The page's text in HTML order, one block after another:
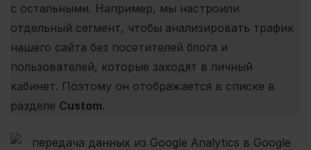
с остальными. Например, мы настроили
отдельный сегмент, чтобы анализировать трафик
нашего сайта без посетителей блога и
пользователей, которые заходят в личный
кабинет. Поэтому он отображается в списке в
разделе Custom.